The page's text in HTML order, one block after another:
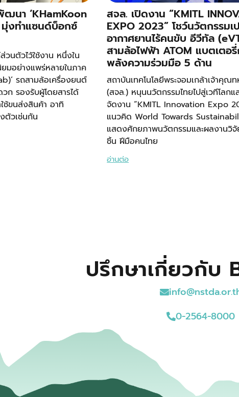
นา ‘KHamKoon
งทำแซนด์บ็อกซ์
วนตัวไว้ใช้งาน หนึ่งใน
มอย่างแพร่หลายในภาค
รถสามล้อเครื่องยนต์
ก รองรับผู้โดยสารได้
ช้ขนส่งสินค้า อาทิ
ตัวเช่นกัน
สจล. เปิดงาน “KMITL
EXPO 2023” โชว์นวัตกรรมเ
อากาศยานไร้คนขับ อีวีทัล
สามล้อไฟฟ้า ATOM แบตเตอ
พลังความร่วมมือ 5 ด้าน
สถาบันเทคโนโลยีพระจอมเกล้าเจ้าคุณ
(สจล.) หนุนนวัตกรรมไทยไปสู่เวทีโลกแ
จัดงาน “KMITL Innovation Expo
แนวคิด World Towards
แสดงศักยภาพนวัตกรรมและผลงานวิจัย
ชิ้น ฝีมือคนไทย
อ่านต่อ
ปรึกษาเกี่ยวกับ
0-2564-8000